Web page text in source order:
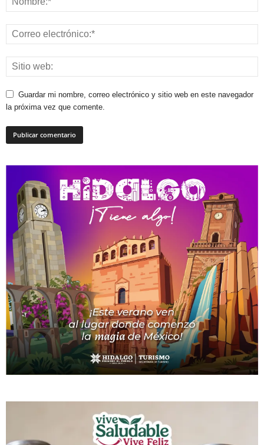
Guardar mi nombre, correo electrónico y sitio web en este navegador
la próxima vez que comente.